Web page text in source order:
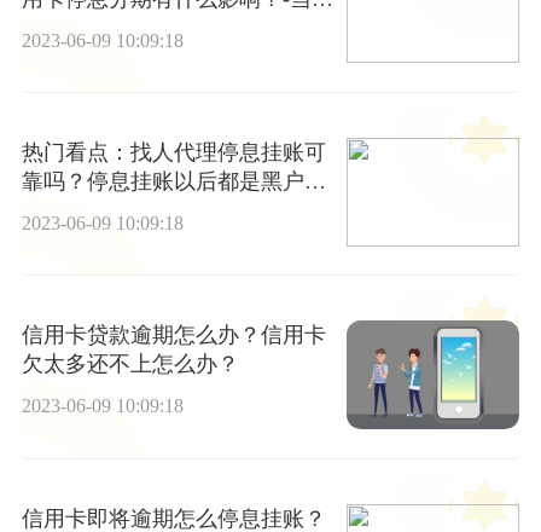
2023-06-09 10:09:18
热门看点：找人代理停息挂账可
靠吗？停息挂账以后都是黑户
2023-06-09 10:09:18
信用卡贷款逾期怎么办？信用卡
欠太多还不上怎么办？
2023-06-09 10:09:18
信用卡即将逾期怎么停息挂账？